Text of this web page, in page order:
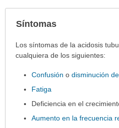
Síntomas
Síntomas
extendido.
Los síntomas de la acidosis
cualquiera de los siguientes:
Confusión odisminución
Fatiga
Deficiencia en el
Aumento en la frecuencia